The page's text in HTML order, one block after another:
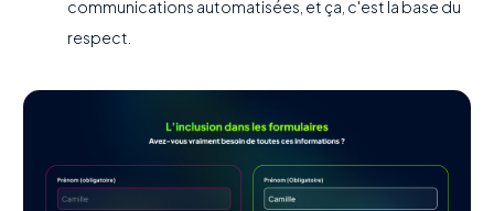
communications automatisées, et ça, c'est la base du
respect.